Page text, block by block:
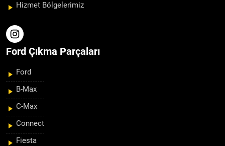
Hizmet Bölgelerimiz
Ford Çıkma Parçaları
Ford
B-Max
C-Max
Connect
Fiesta